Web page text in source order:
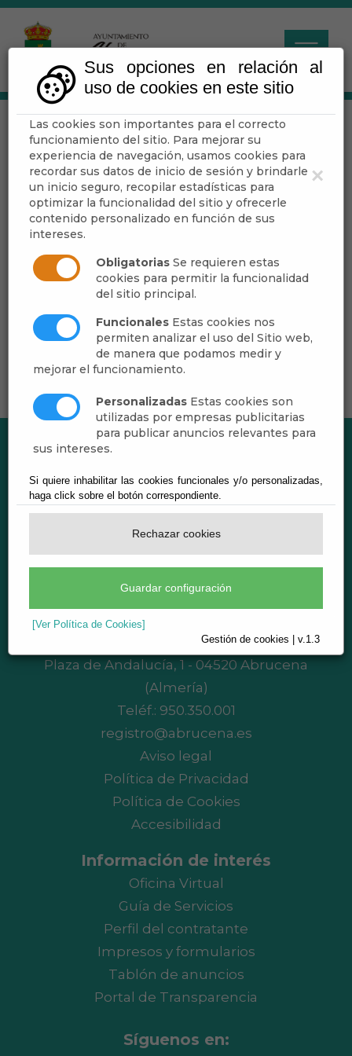
×
Sus opciones en relación al
uso de cookies en este sitio
Las cookies son importantes para el correcto
funcionamiento del sitio. Para mejorar su
experiencia de navegación, usamos cookies para
recordar sus datos de inicio de sesión y brindarle
un inicio seguro, recopilar estadísticas para
optimizar la funcionalidad del sitio y ofrecerle
contenido personalizado en función de sus
intereses.
Obligatorias Se requieren estas
cookies para permitir la funcionalidad
del sitio principal.
Funcionales Estas cookies nos
permiten analizar el uso del Sitio web,
de manera que podamos medir y
mejorar el funcionamiento.
Personalizadas Estas cookies son
utilizadas por empresas publicitarias
para publicar anuncios relevantes para
sus intereses.
Si quiere inhabilitar las cookies funcionales y/o personalizadas,
haga click sobre el botón correspondiente.
Rechazar cookies
Guardar configuración
[Ver Política de Cookies]
Gestión de cookies | v.1.3
Municipio
Escuchar
Cómo Llegar
Localización
Historia
Economía
Galería Fotográfica
Ayuntamiento de Abrucena
CIF: P-0400200-B
Plaza de Andalucía, 1 - 04520 Abrucena
(Almería)
Teléf.: 950.350.001
registro@abrucena.es
Aviso legal
Política de Privacidad
Política de Cookies
Accesibilidad
Información de interés
Oficina Virtual
Guía de Servicios
Perfil del contratante
Impresos y formularios
Tablón de anuncios
Portal de Transparencia
Síguenos en: